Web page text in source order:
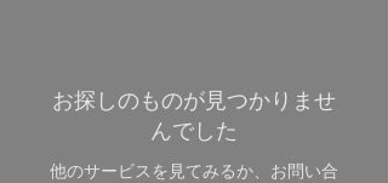
お探しのものが見つかりませ
んでした
他のサービスを見てみるか、お問い合